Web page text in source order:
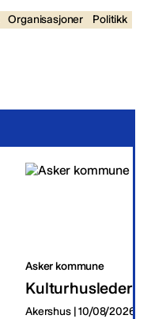
Organisasjoner
Politikk
Asker kommune
Kulturhusleder
Akershus | 10/08/2026